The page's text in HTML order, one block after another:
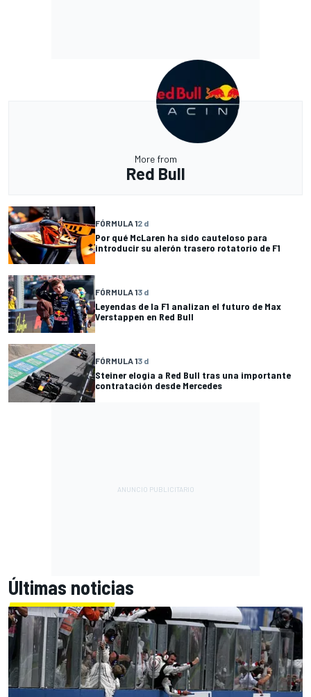
More from
Red Bull
FÓRMULA 12 d
Por qué McLaren ha sido cauteloso para
introducir su alerón trasero rotatorio de F1
FÓRMULA 13 d
Leyendas de la F1 analizan el futuro de Max
Verstappen en Red Bull
FÓRMULA 13 d
Steiner elogia a Red Bull tras una importante
contratación desde Mercedes
Últimas noticias